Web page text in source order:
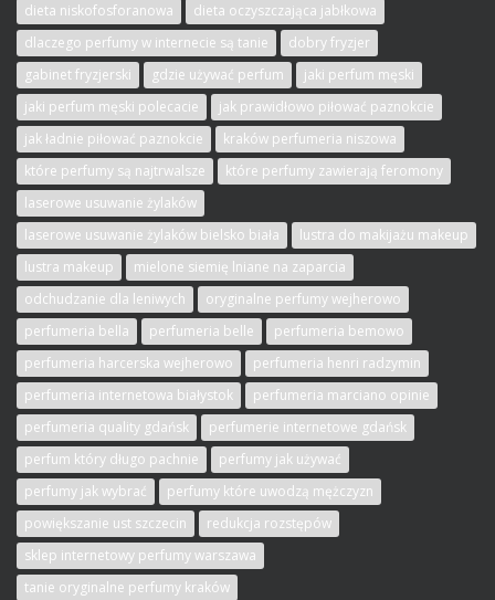
dieta niskofosforanowa
dieta oczyszczająca jabłkowa
dlaczego perfumy w internecie są tanie
dobry fryzjer
gabinet fryzjerski
gdzie używać perfum
jaki perfum męski
jaki perfum męski polecacie
jak prawidłowo piłować paznokcie
jak ładnie piłować paznokcie
kraków perfumeria niszowa
które perfumy są najtrwalsze
które perfumy zawierają feromony
laserowe usuwanie żylaków
laserowe usuwanie żylaków bielsko biała
lustra do makijażu makeup
lustra makeup
mielone siemię lniane na zaparcia
odchudzanie dla leniwych
oryginalne perfumy wejherowo
perfumeria bella
perfumeria belle
perfumeria bemowo
perfumeria harcerska wejherowo
perfumeria henri radzymin
perfumeria internetowa białystok
perfumeria marciano opinie
perfumeria quality gdańsk
perfumerie internetowe gdańsk
perfum który długo pachnie
perfumy jak używać
perfumy jak wybrać
perfumy które uwodzą mężczyzn
powiększanie ust szczecin
redukcja rozstępów
sklep internetowy perfumy warszawa
tanie oryginalne perfumy kraków